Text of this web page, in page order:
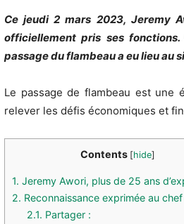
Ce jeudi 2 mars 2023, Jeremy
officiellement pris ses
passage du flambeau a eu lieu au
Le passage de flambeau est une
relever les défis économiques et
Contents [hide]
1. Jeremy Awori, plus de 25 ans
2. Reconnaissance exprimée au chef
2.1. Partager :